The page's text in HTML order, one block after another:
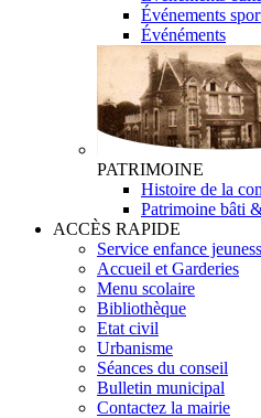
Événements
Événéments
PATRIMOINE
Histoire de la
Patrimoine bâti
ACCÈS RAPIDE
Service enfance
Accueil et Garderies
Menu scolaire
Bibliothèque
Etat civil
Urbanisme
Séances du conseil
Bulletin municipal
Contactez la mairie